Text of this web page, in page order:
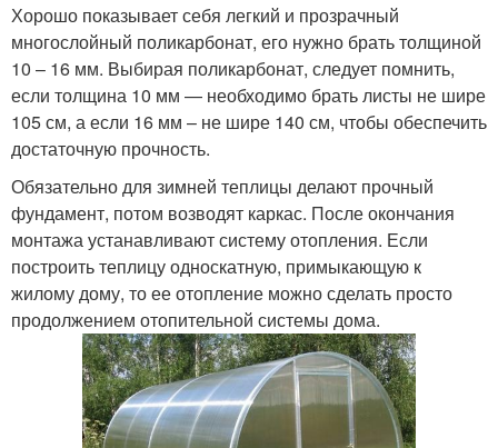
Хорошо показывает себя легкий и прозрачный
многослойный поликарбонат, его нужно брать толщиной
10 – 16 мм. Выбирая поликарбонат, следует помнить,
если толщина 10 мм — необходимо брать листы не шире
105 см, а если 16 мм – не шире 140 см, чтобы обеспечить
достаточную прочность.
Обязательно для зимней теплицы делают прочный
фундамент, потом возводят каркас. После окончания
монтажа устанавливают систему отопления. Если
построить теплицу односкатную, примыкающую к
жилому дому, то ее отопление можно сделать просто
продолжением отопительной системы дома.